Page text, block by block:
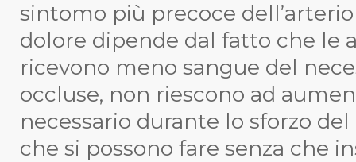
sintomo più precoce
dolore dipende dal fatto che le
ricevono meno sangue del
occluse, non riescono ad
necessario durante lo sforzo
che si possono fare senza che